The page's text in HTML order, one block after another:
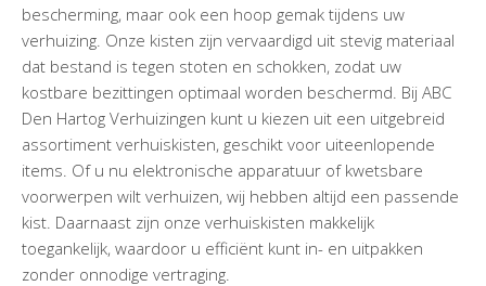
bescherming, maar ook een hoop gemak tijdens uw
verhuizing. Onze kisten zijn vervaardigd uit stevig materiaal
dat bestand is tegen stoten en schokken, zodat uw
kostbare bezittingen optimaal worden beschermd. Bij ABC
Den Hartog Verhuizingen kunt u kiezen uit een uitgebreid
assortiment verhuiskisten, geschikt voor uiteenlopende
items. Of u nu elektronische apparatuur of kwetsbare
voorwerpen wilt verhuizen, wij hebben altijd een passende
kist. Daarnaast zijn onze verhuiskisten makkelijk
toegankelijk, waardoor u efficiënt kunt in- en uitpakken
zonder onnodige vertraging.